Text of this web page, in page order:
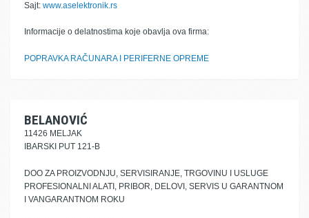
Sajt: www.aselektronik.rs
Informacije o delatnostima koje obavlja ova firma:
POPRAVKA RAČUNARA I PERIFERNE OPREME
BELANOVIĆ
11426 MELJAK
IBARSKI PUT 121-B
DOO ZA PROIZVODNJU, SERVISIRANJE, TRGOVINU I USLUGE
PROFESIONALNI ALATI, PRIBOR, DELOVI, SERVIS U GARANTNOM
I VANGARANTNOM ROKU